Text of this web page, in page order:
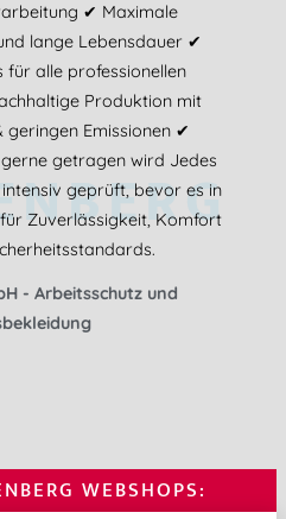
✔ Maximale
lange Lebensdauer ✔
für alle professionellen
Produktion mit
geringen Emissionen ✔
getragen wird Jedes
geprüft, bevor es in
Zuverlässigkeit, Komfort
- Arbeitsschutz und
WEBSHOPS: